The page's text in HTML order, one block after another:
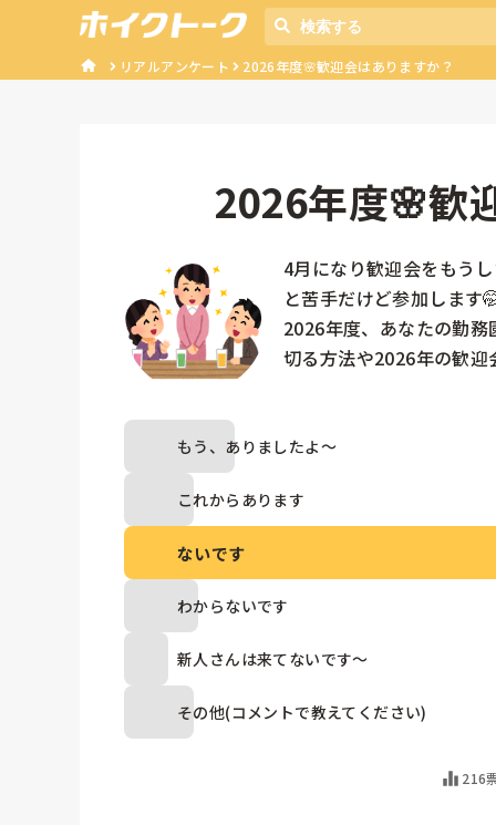
リアルアンケート 2026年度🌸歓迎会はありますか？
2026年度🌸歓
4月になり歓迎会をもう
と苦手だけど参加します
2026年度、あなたの勤
切る方法や2026年の歓
もう、ありましたよ～
これからあります
ないです
わからないです
新人さんは来てないです～
その他(コメントで教えてください)
216